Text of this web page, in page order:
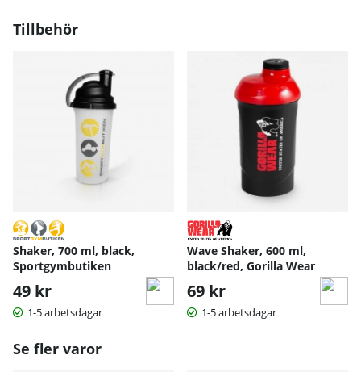
Tillbehör
Shaker, 700 ml, black,
Sportgymbutiken
49 kr
1-5 arbetsdagar
Wave Shaker, 600 ml,
black/red, Gorilla Wear
69 kr
1-5 arbetsdagar
Se fler varor